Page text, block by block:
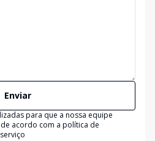
Enviar
para que a nossa equipe
acordo com a política de